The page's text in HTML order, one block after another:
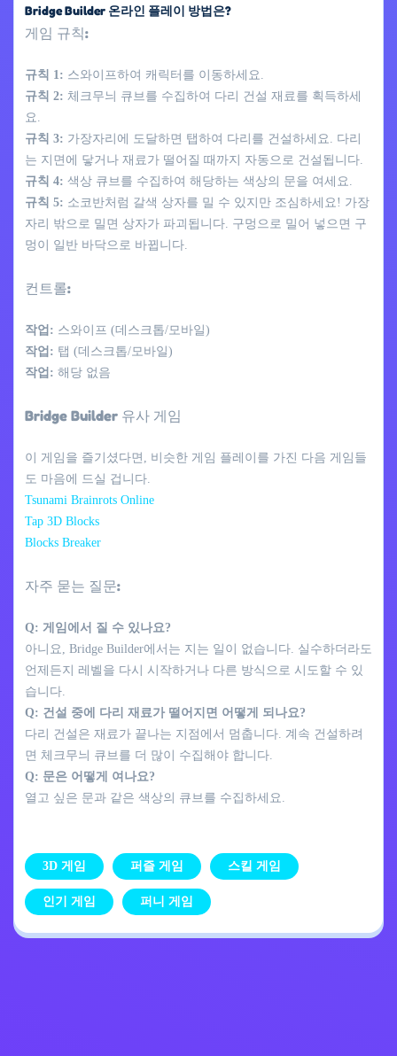
Bridge Builder 온라인 플레이 방법은?
게임 규칙:
규칙 1: 스와이프하여 캐릭터를 이동하세요.
규칙 2: 체크무늬 큐브를 수집하여 다리 건설 재료를 획득하세
요.
규칙 3: 가장자리에 도달하면 탭하여 다리를 건설하세요. 다리
는 지면에 닿거나 재료가 떨어질 때까지 자동으로 건설됩니다.
규칙 4: 색상 큐브를 수집하여 해당하는 색상의 문을 여세요.
규칙 5: 소코반처럼 갈색 상자를 밀 수 있지만 조심하세요! 가장
자리 밖으로 밀면 상자가 파괴됩니다. 구멍으로 밀어 넣으면 구
멍이 일반 바닥으로 바뀝니다.
컨트롤:
작업: 스와이프 (데스크톱/모바일)
작업: 탭 (데스크톱/모바일)
작업: 해당 없음
Bridge Builder 유사 게임
이 게임을 즐기셨다면, 비슷한 게임 플레이를 가진 다음 게임들
도 마음에 드실 겁니다.
Tsunami Brainrots Online
Tap 3D Blocks
Blocks Breaker
자주 묻는 질문:
Q: 게임에서 질 수 있나요?
아니요, Bridge Builder에서는 지는 일이 없습니다. 실수하더라도
언제든지 레벨을 다시 시작하거나 다른 방식으로 시도할 수 있
습니다.
Q: 건설 중에 다리 재료가 떨어지면 어떻게 되나요?
다리 건설은 재료가 끝나는 지점에서 멈춥니다. 계속 건설하려
면 체크무늬 큐브를 더 많이 수집해야 합니다.
Q: 문은 어떻게 여나요?
열고 싶은 문과 같은 색상의 큐브를 수집하세요.
3D 게임 퍼즐 게임 스킬 게임
인기 게임 퍼니 게임